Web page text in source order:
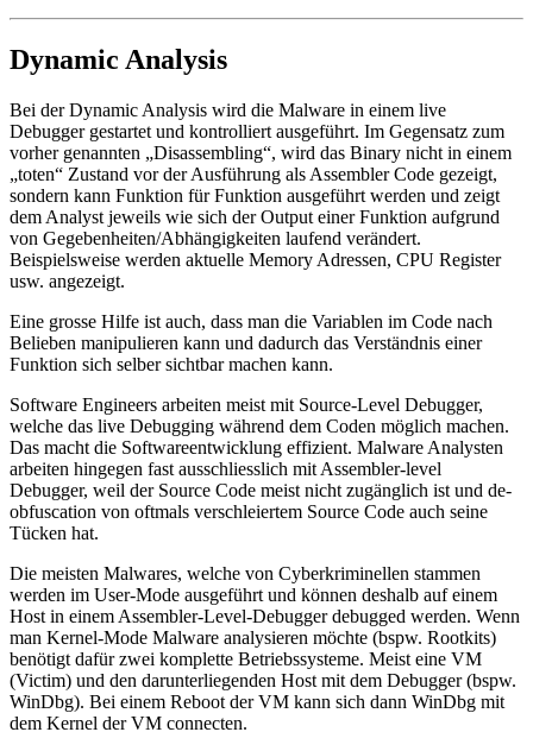
Dynamic Analysis
Bei der Dynamic Analysis wird die Malware in einem live
Debugger gestartet und kontrolliert ausgeführt. Im Gegensatz zum
vorher genannten „Disassembling“, wird das Binary nicht in einem
„toten“ Zustand vor der Ausführung als Assembler Code gezeigt,
sondern kann Funktion für Funktion ausgeführt werden und zeigt
dem Analyst jeweils wie sich der Output einer Funktion aufgrund
von Gegebenheiten/Abhängigkeiten laufend verändert.
Beispielsweise werden aktuelle Memory Adressen, CPU Register
usw. angezeigt.
Eine grosse Hilfe ist auch, dass man die Variablen im Code nach
Belieben manipulieren kann und dadurch das Verständnis einer
Funktion sich selber sichtbar machen kann.
Software Engineers arbeiten meist mit Source-Level Debugger,
welche das live Debugging während dem Coden möglich machen.
Das macht die Softwareentwicklung effizient. Malware Analysten
arbeiten hingegen fast ausschliesslich mit Assembler-level
Debugger, weil der Source Code meist nicht zugänglich ist und de-
obfuscation von oftmals verschleiertem Source Code auch seine
Tücken hat.
Die meisten Malwares, welche von Cyberkriminellen stammen
werden im User-Mode ausgeführt und können deshalb auf einem
Host in einem Assembler-Level-Debugger debugged werden. Wenn
man Kernel-Mode Malware analysieren möchte (bspw. Rootkits)
benötigt dafür zwei komplette Betriebssysteme. Meist eine VM
(Victim) und den darunterliegenden Host mit dem Debugger (bspw.
WinDbg). Bei einem Reboot der VM kann sich dann WinDbg mit
dem Kernel der VM connecten.